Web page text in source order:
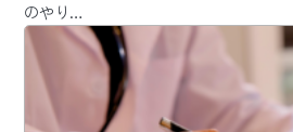
のやり…